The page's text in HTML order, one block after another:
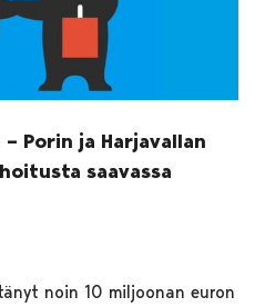
Porin ja Harjavallan
saavassa
noin 10 miljoonan euron